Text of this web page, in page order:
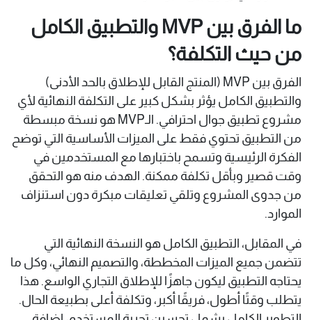
ما الفرق بين MVP والتطبيق الكامل
من حيث التكلفة؟
الفرق بين MVP (المنتج القابل للإطلاق بالحد الأدنى)
والتطبيق الكامل يؤثر بشكل كبير على التكلفة النهائية لأي
مشروع تطبيق جوال احترافي. الـMVP هو نسخة مبسطة
من التطبيق تحتوي فقط على الميزات الأساسية التي توضح
الفكرة الرئيسية وتسمح باختبارها مع المستخدمين في
وقت قصير وبأقل تكلفة ممكنة. الهدف منه هو التحقق
من جدوى المشروع وتلقي تعليقات مبكرة دون استنزاف
الموارد.
في المقابل، التطبيق الكامل هو النسخة النهائية التي
تتضمن جميع الميزات المخططة، والتصميم النهائي، وكل ما
يحتاجه التطبيق ليكون جاهزًا للإطلاق التجاري الواسع. هذا
يتطلب وقتًا أطول، فريقًا أكبر، وتكلفة أعلى بطبيعة الحال.